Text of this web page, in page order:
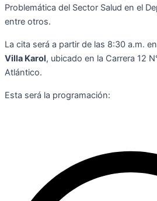
Problemática del Sector Salud en el
entre otros.
La cita será a partir de las 8:30 a.m.
Villa Karol, ubicado en la Carrera 12
Atlántico.
Esta será la programación: